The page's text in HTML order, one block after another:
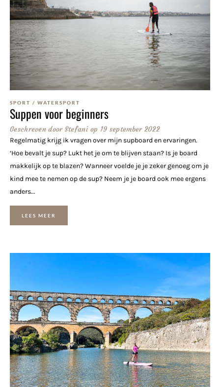
SPORT / WATERSPORT
Suppen voor beginners
Geschreven doorStefani op 19 september 2022
Regelmatig krijg ik vragen over mijn supboard en ervaringen.
‘Hoe bevalt je sup? Lukt het je om te blijven staan? Is je board
makkelijk op te blazen? Wanneer voelde je je zeker genoeg om je
kind mee te nemen op de sup? Neem je je board ook mee ergens
anders...
LEES MEER